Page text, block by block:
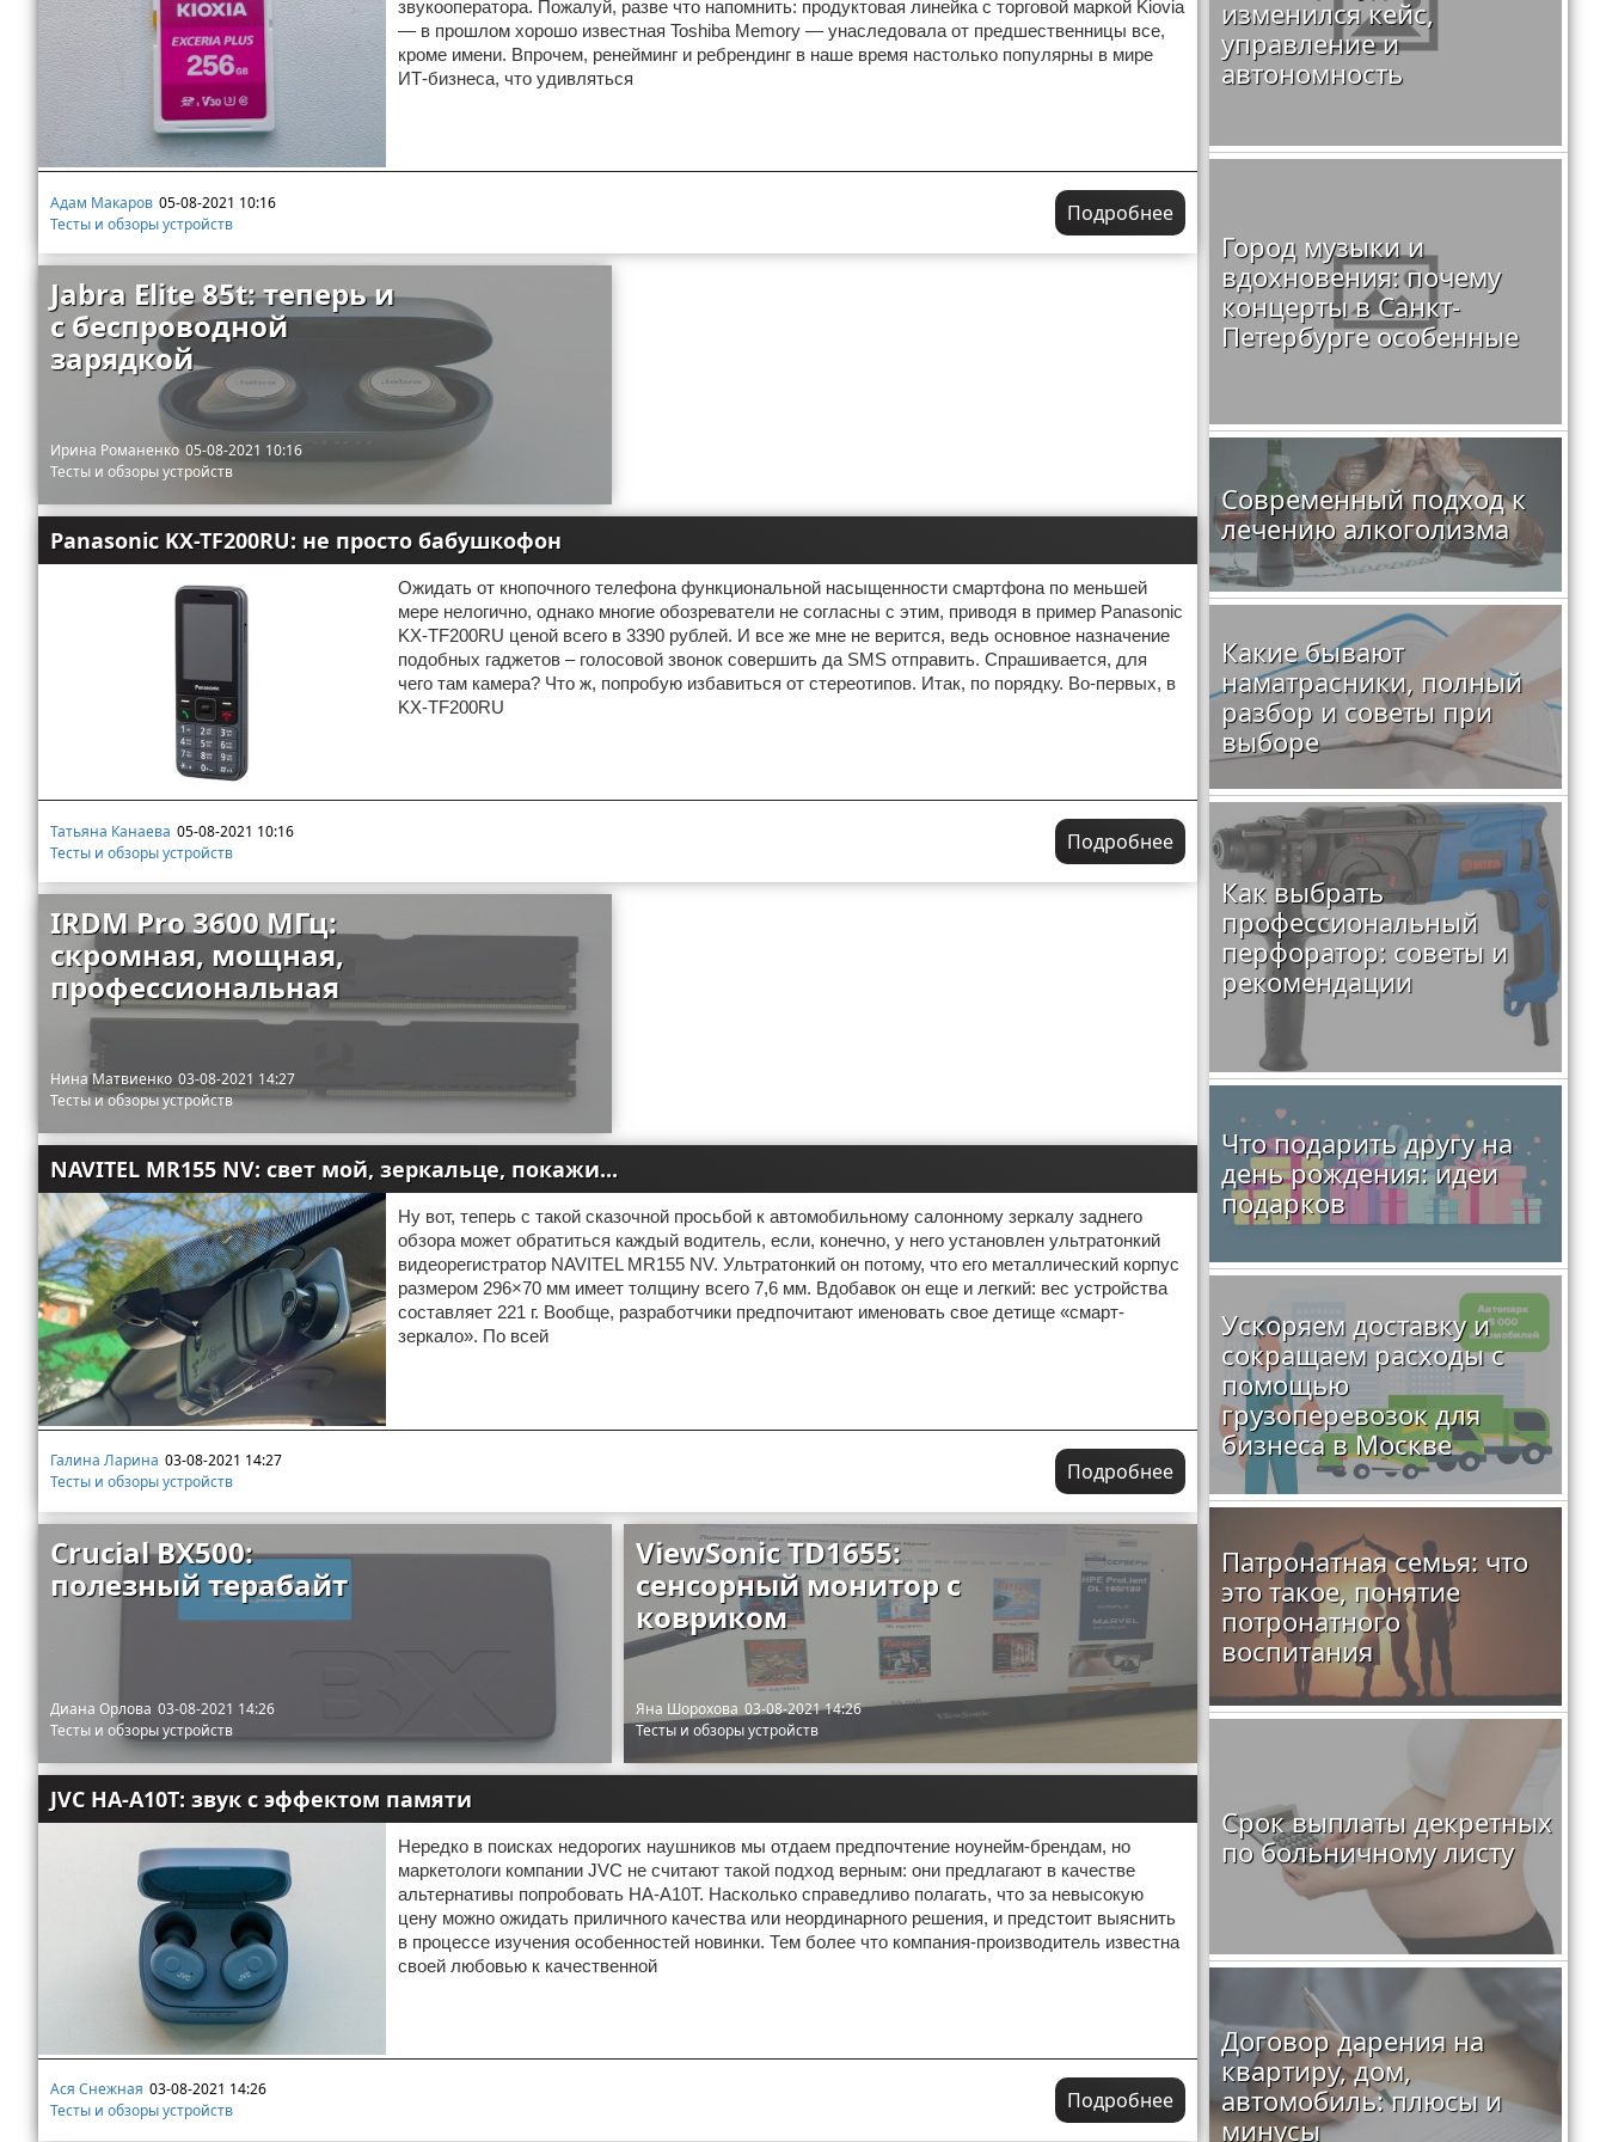
Разное
Право
Отказ от ответственности
звукооператора. Пожалуй, разве что напомнить: продуктовая линейка с торговой маркой Kiovia
— в прошлом хорошо известная Toshiba Memory — унаследовала от предшественницы все,
кроме имени. Впрочем, ренейминг и ребрендинг в наше время настолько популярны в мире
ИТ-бизнеса, что удивляться
Адам Макаров 05-08-2021 10:16
Тесты и обзоры устройств
Подробнее
Jabra Elite 85t: теперь и
с беспроводной
зарядкой
Ирина Романенко 05-08-2021 10:16
Тесты и обзоры устройств
Panasonic KX-TF200RU: не просто бабушкофон
Ожидать от кнопочного телефона функциональной насыщенности смартфона по меньшей
мере нелогично, однако многие обозреватели не согласны с этим, приводя в пример Panasonic
KX-TF200RU ценой всего в 3390 рублей. И все же мне не верится, ведь основное назначение
подобных гаджетов – голосовой звонок совершить да SMS отправить. Спрашивается, для
чего там камера? Что ж, попробую избавиться от стереотипов. Итак, по порядку. Во-первых, в
KX-TF200RU
Татьяна Канаева 05-08-2021 10:16
Тесты и обзоры устройств
Подробнее
IRDM Pro 3600 МГц:
скромная, мощная,
профессиональная
Нина Матвиенко 03-08-2021 14:27
Тесты и обзоры устройств
NAVITEL MR155 NV: свет мой, зеркальце, покажи...
Ну вот, теперь с такой сказочной просьбой к автомобильному салонному зеркалу заднего
обзора может обратиться каждый водитель, если, конечно, у него установлен ультратонкий
видеорегистратор NAVITEL MR155 NV. Ультратонкий он потому, что его металлический корпус
размером 296×70 мм имеет толщину всего 7,6 мм. Вдобавок он еще и легкий: вес устройства
составляет 221 г. Вообще, разработчики предпочитают именовать свое детище «смарт-
зеркало». По всей
Галина Ларина 03-08-2021 14:27
Тесты и обзоры устройств
Подробнее
Crucial BX500:
полезный терабайт
Диана Орлова 03-08-2021 14:26
Тесты и обзоры устройств
ViewSonic TD1655:
сенсорный монитор с
ковриком
Яна Шорохова 03-08-2021 14:26
Тесты и обзоры устройств
JVC HA-A10T: звук с эффектом памяти
Нередко в поисках недорогих наушников мы отдаем предпочтение ноунейм-брендам, но
маркетологи компании JVC не считают такой подход верным: они предлагают в качестве
альтернативы попробовать HA-A10T. Насколько справедливо полагать, что за невысокую
цену можно ожидать приличного качества или неординарного решения, и предстоит выяснить
в процессе изучения особенностей новинки. Тем более что компания-производитель известна
своей любовью к качественной
Ася Снежная 03-08-2021 14:26
Тесты и обзоры устройств
Подробнее
изменился кейс,
управление и
автономность
Город музыки и
вдохновения: почему
концерты в Санкт-
Петербурге особенные
Современный подход к
лечению алкоголизма
Какие бывают
наматрасники, полный
разбор и советы при
выборе
Как выбрать
профессиональный
перфоратор: советы и
рекомендации
Что подарить другу на
день рождения: идеи
подарков
Ускоряем доставку и
сокращаем расходы с
помощью
грузоперевозок для
бизнеса в Москве
Патронатная семья: что
это такое, понятие
потронатного
воспитания
Срок выплаты декретных
по больничному листу
Договор дарения на
квартиру, дом,
автомобиль: плюсы и
минусы